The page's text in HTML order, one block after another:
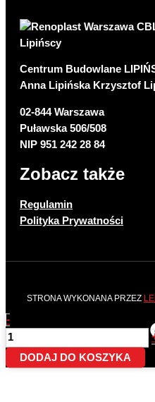
Centrum Budowlane
Anna Lipińska Krzysztof
02-844 Warszawa
Puławska 506/508
NIP 951 242 28 84
Zobacz także
Regulamin
Polityka Prywatności
STRONA WYKONANA PRZEZ
- ilość Ceresit CN 94 Grunt
DODAJ DO KOSZYKA